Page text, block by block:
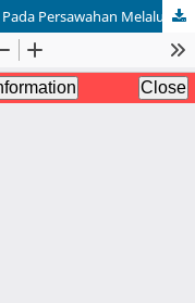
Penerapan Sistem Integrated Farming Pada Persawahan Melalui Mina Padi Sebagai Solusi Mengatasi Issue Pertanian